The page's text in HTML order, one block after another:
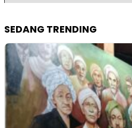
SEDANG TRENDING